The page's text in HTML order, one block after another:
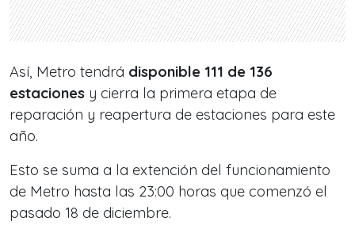
Así, Metro tendrá disponible 111 de 136
estaciones y cierra la primera etapa de
reparación y reapertura de estaciones para este
año.
Esto se suma a la extención del funcionamiento
de Metro hasta las 23:00 horas que comenzó el
pasado 18 de diciembre.